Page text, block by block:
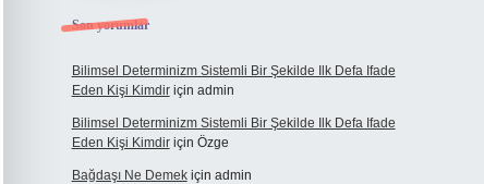
Son yorumlar
Bilimsel Determinizm Sistemli Bir Şekilde Ilk Defa Ifade
Eden Kişi Kimdiriçin admin
Bilimsel Determinizm Sistemli Bir Şekilde Ilk Defa Ifade
Eden Kişi Kimdiriçin Özge
Bağdaşı Ne Demekiçin admin